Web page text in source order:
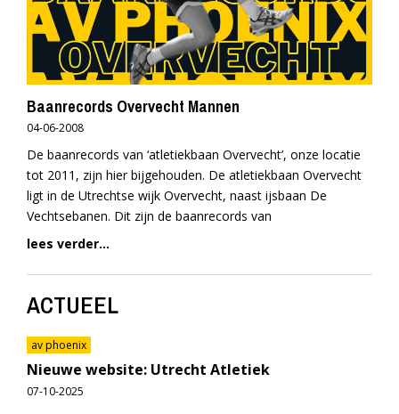
Baanrecords Overvecht Mannen
04-06-2008
De baanrecords van ‘atletiekbaan Overvecht’, onze locatie
tot 2011, zijn hier bijgehouden. De atletiekbaan Overvecht
ligt in de Utrechtse wijk Overvecht, naast ijsbaan De
Vechtsebanen. Dit zijn de baanrecords van
lees verder...
ACTUEEL
av phoenix
Nieuwe website: Utrecht Atletiek
07-10-2025